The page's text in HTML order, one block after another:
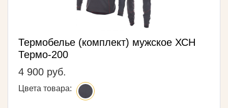
Термобелье (комплект) мужское ХСН
Термо-200
4 900 руб.
Цвета товара: